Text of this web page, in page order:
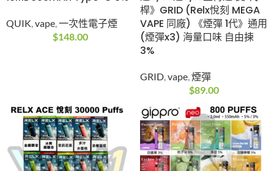
Quik 5000口 一次性電
QUIK, vape, 一次性電
子煙
$148.00
《全城最平優惠 買10送
再送1支1代桿》GRID
(Relx悅刻 MEGA VAPE
同廠) 《煙彈 1代》通用
(煙彈x3) 海量口味 自
由揀 3%